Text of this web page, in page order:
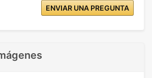
ENVIAR UNA PREGUNTA